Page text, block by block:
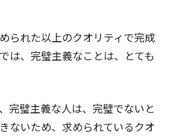
られた以上のクオリティで完成
は、完璧主義なことは、とても
完璧主義な人は、完璧でないと
ないため、求められているクオ